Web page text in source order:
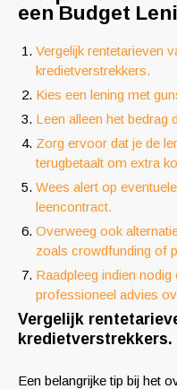
een Budget
Vergelijk rentetarieven
kredietverstrekkers.
Kies een lening met
Leen alleen het bedrag
Zorg ervoor dat je de
terugbetaalt om extra
Wees alert op
leencontract.
Overweeg ook
zoals crowdfunding of
Raadpleeg indien
professioneel advies
Vergelijk
kredietverstrekkers.
Een belangrijke tip bij het